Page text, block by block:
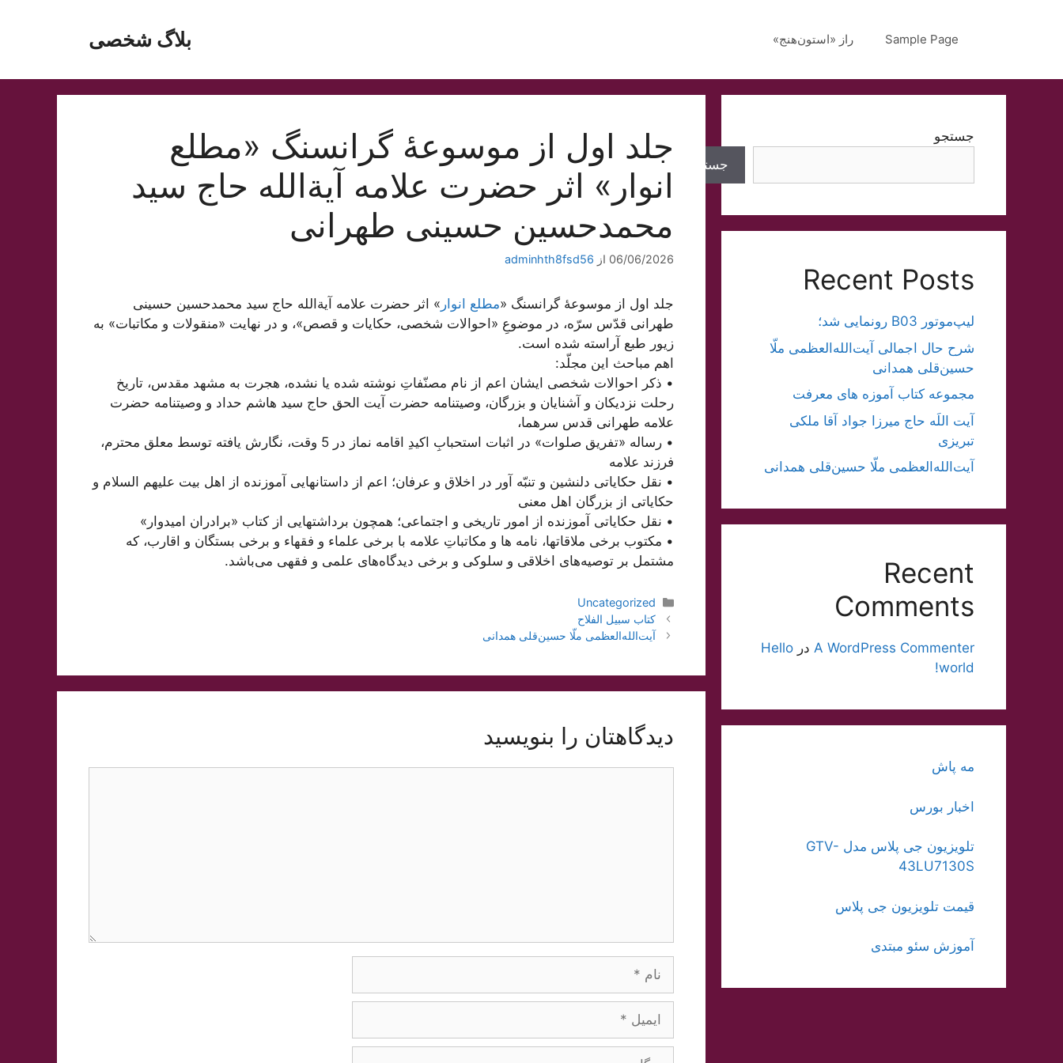
بلاگ شخصی Sample Page راز «استون‌هنج»
جلد اول از موسوعۀ گرانسنگ «مطلع
انوار» اثر حضرت علامه آیة‌الله حاج سید
محمدحسین حسینی طهرانی
06/06/2026 از adminhth8fsd56
جلد اول از موسوعۀ گرانسنگ «مطلع انوار » اثر حضرت علامه آیة‌الله حاج سید محمدحسین حسینی
طهرانی قدّس سرّه، در موضوعِ «احوالات شخصی، حکایات و قصص»، و در نهایت «منقولات و مکاتبات» به
زیور طبع آراسته شده است.
اهم مباحث این مجلّد:
• ذکر احوالات شخصی ایشان اعم از نام مصنّفاتِ نوشته شده یا نشده، هجرت به مشهد مقدس، تاریخ
رحلت نزدیکان و آشنایان و بزرگان، وصیتنامه حضرت آیت الحق حاج سید هاشم حداد و وصیتنامه حضرت
علامه طهرانی قدس سرهما،
• رساله «تفریق صلوات» در اثبات استحبابِ اکیدِ اقامه نماز در 5 وقت، نگارش یافته توسط معلق محترم،
فرزند علامه
• نقل حکایاتی دلنشین و تنبّه آور در اخلاق و عرفان؛ اعم از داستانهایی آموزنده از اهل بیت علیهم السلام و
حکایاتی از بزرگان اهل معنی
• نقل حکایاتی آموزنده از امور تاریخی و اجتماعی؛ همچون برداشتهایی از کتاب «برادران امیدوار»
• مکتوب برخی ملاقاتها، نامه ها و مکاتباتِ علامه با برخی علماء و فقهاء و برخی بستگان و اقارب، که
مشتمل بر توصیه‌های اخلاقی و سلوکی و برخی دیدگاه‌های علمی و فقهی می‌باشد.
دسته‌ها
Uncategorized
ناوبری
نوشته‌ها
كتاب سبيل الفلاح
آیت‌الله‌العظمی ملّا حسین‌قلی همدانی
دیدگاهتان را بنویسید
ایمیل
وبگاه
جستجو
جستجو
Recent Posts
لیپ‌موتور B03 رونمایی شد؛
شرح حال اجمالی آیت‌الله‌العظمی ملّا
حسین‌قلی همدانی
مجموعه کتاب آموزه های معرفت
آیت اللَه حاج میرزا جواد آقا ملکی
تبریزی
آیت‌الله‌العظمی ملّا حسین‌قلی همدانی
Recent
Comments
A WordPress Commenter در Hello
world!
مه پاش
اخبار بورس
تلویزیون جی پلاس مدل GTV-
43LU7130S
قیمت تلویزیون جی پلاس
آموزش سئو مبتدی